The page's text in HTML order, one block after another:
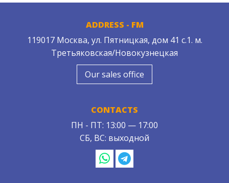
ADDRESS - FM
119017 Москва, ул. Пятницкая, дом 41 с.1. м.
Третьяковская/Новокузнецкая
Our sales office
CONTACTS
ПН - ПТ: 13:00 — 17:00
СБ, ВС: выходной